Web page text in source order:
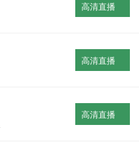
高清直播
高清直播
高清直播